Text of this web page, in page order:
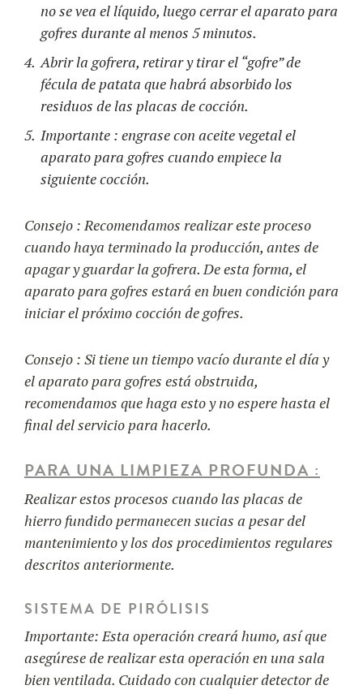
no se vea el líquido, luego cerrar el aparato para
gofres durante al menos 5 minutos.
Abrir la gofrera, retirar y tirar el “gofre” de
fécula de patata que habrá absorbido los
residuos de las placas de cocción.
Importante : engrase con aceite vegetal el
aparato para gofres cuando empiece la
siguiente cocción.
Consejo : Recomendamos realizar este proceso
cuando haya terminado la producción, antes de
apagar y guardar la gofrera. De esta forma, el
aparato para gofres estará en buen condición para
iniciar el próximo cocción de gofres.
Consejo : Si tiene un tiempo vacío durante el día y
el aparato para gofres está obstruida,
recomendamos que haga esto y no espere hasta el
final del servicio para hacerlo.
PARAUNA LIMPIEZA PROFUNDA:
Realizar estos procesos cuando las placas de
hierro fundido permanecen sucias a pesar del
mantenimiento y los dos procedimientos regulares
descritos anteriormente.
SISTEMA DE PIRÓLISIS
Importante:Esta operación creará humo, así que
asegúrese de realizar esta operación en una sala
bien ventilada. Cuidado con cualquier detector de